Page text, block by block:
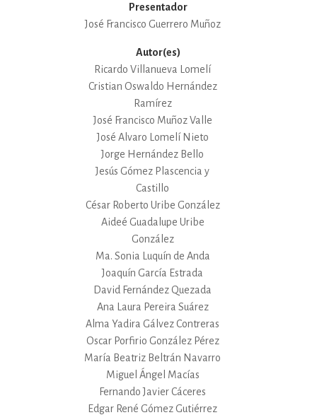
Presentador
José Francisco Guerrero Muñoz
Autor(es)
Ricardo Villanueva Lomelí
Cristian Oswaldo Hernández
Ramírez
José Francisco Muñoz Valle
José Alvaro Lomelí Nieto
Jorge Hernández Bello
Jesús Gómez Plascencia y
Castillo
César Roberto Uribe González
Aideé Guadalupe Uribe
González
Ma. Sonia Luquín de Anda
Joaquín García Estrada
David Fernández Quezada
Ana Laura Pereira Suárez
Alma Yadira Gálvez Contreras
Oscar Porfirio González Pérez
María Beatriz Beltrán Navarro
Miguel Ángel Macías
Fernando Javier Cáceres
Edgar René Gómez Gutiérrez